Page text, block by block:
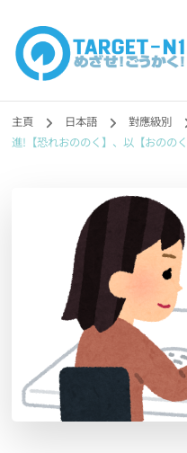
目標!!日
N1合格
勉強コンテンツも追加予定!!】
主頁 日本語 對應級別
進!【恐れおののく】、以【おのの